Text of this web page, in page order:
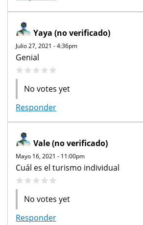
Yaya (no verificado)
Julio 27, 2021 - 4:36pm
Genial
No votes yet
Responder
Vale (no verificado)
Mayo 16, 2021 - 11:00pm
Cuál es el turismo individual
No votes yet
Responder